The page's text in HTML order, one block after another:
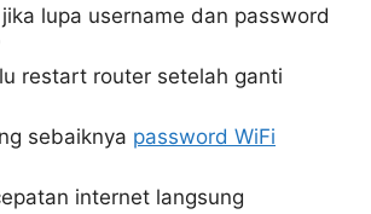
lupa username dan password
restart router setelah ganti
sebaiknya password WiFi
internet langsung